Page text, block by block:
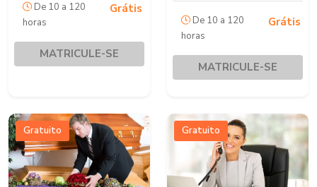
De 10 a 120
horas
Grátis
MATRICULE-SE
De 10 a 120
horas
Grátis
MATRICULE-SE
Gratuito Gratuito